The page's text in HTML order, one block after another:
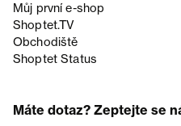
Můj první e-shop
Shoptet.TV
Obchodiště
Shoptet Status
Máte dotaz? Zeptejte se